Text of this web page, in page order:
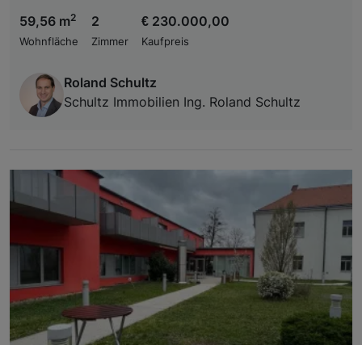
59,56 m2
Wohnfläche
2
Zimmer
€ 230.000,00
Kaufpreis
Roland Schultz
Schultz Immobilien Ing. Roland Schultz